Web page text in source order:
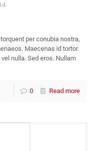
per conubia nostra,
Maecenas id tortor.
nulla. Sed eros. Nullam
0 Read more